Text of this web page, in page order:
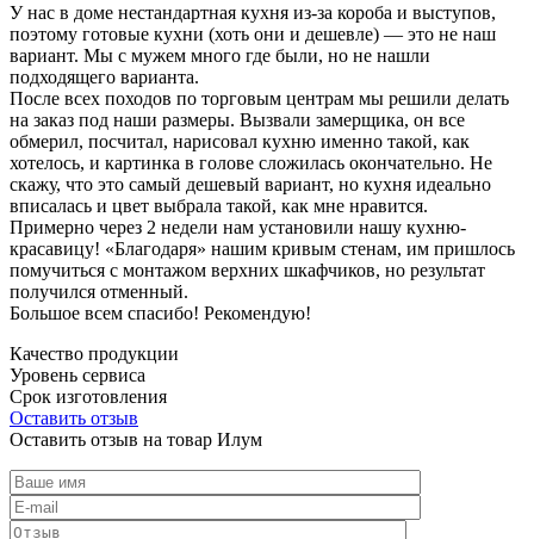
У нас в доме нестандартная кухня из-за короба и выступов,
поэтому готовые кухни (хоть они и дешевле) — это не наш
вариант. Мы с мужем много где были, но не нашли
подходящего варианта.
После всех походов по торговым центрам мы решили делать
на заказ под наши размеры. Вызвали замерщика, он все
обмерил, посчитал, нарисовал кухню именно такой, как
хотелось, и картинка в голове сложилась окончательно. Не
скажу, что это самый дешевый вариант, но кухня идеально
вписалась и цвет выбрала такой, как мне нравится.
Примерно через 2 недели нам установили нашу кухню-
красавицу! «Благодаря» нашим кривым стенам, им пришлось
помучиться с монтажом верхних шкафчиков, но результат
получился отменный.
Большое всем спасибо! Рекомендую!
Качество продукции
Уровень сервиса
Срок изготовления
Оставить отзыв
Оставить отзыв на товар Илум